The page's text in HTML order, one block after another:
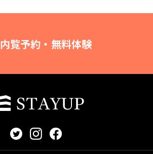
内覧予約・無料体験